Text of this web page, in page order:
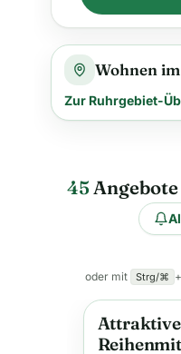
Wohnen
Zur Ruhrgebiet-
45Angebote
oder mit Strg/⌘ +
Anzeige